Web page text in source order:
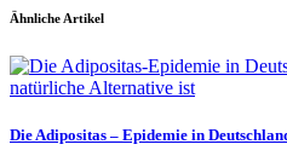
Ähnliche Artikel
Die Adipositas – Epidemie in